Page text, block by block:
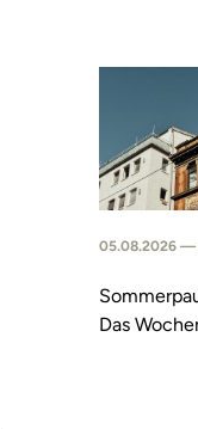
05.08.2026 —
Das